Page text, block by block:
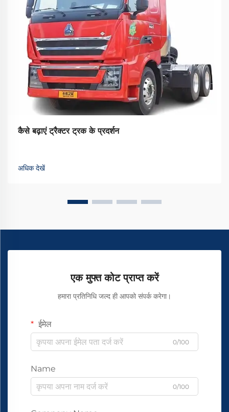
कैसे बढ़ाएं ट्रैक्टर ट्रक के प्रदर्शन
अधिक देखें
एक मुफ्त कोट प्राप्त करें
हमारा प्रतिनिधि जल्द ही आपको संपर्क करेगा।
ईमेल
0/100
Name
0/100